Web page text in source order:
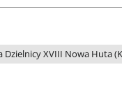
Dzielnicy XVIII Nowa Huta